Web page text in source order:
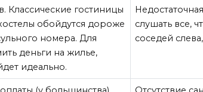
Классические гостиницы
обойдутся дороже
номера. Для
деньги на жилье,
идеально.
слушать все,
соседей